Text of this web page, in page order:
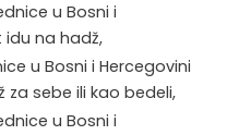
u Bosni i
idu na hadž,
u Bosni i Hercegovini
sebe ili kao bedeli,
u Bosni i